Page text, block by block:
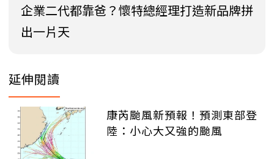
企業二代都靠爸？懷特總經理打造新品牌拼
出一片天
延伸閱讀
康芮颱風新預報！預測東部登
陸：小心大又強的颱風